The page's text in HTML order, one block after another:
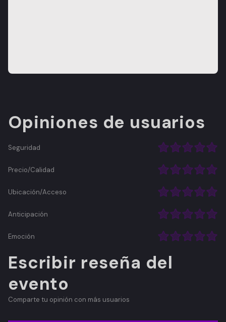
Opiniones de usuarios
Seguridad
Precio/Calidad
Ubicación/Acceso
Anticipación
Emoción
Escribir reseña del
evento
Comparte tu opinión con más usuarios